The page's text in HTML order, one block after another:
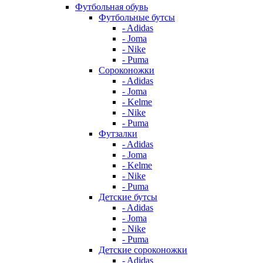
Футбольная обувь
Футбольные бутсы
- Adidas
- Joma
- Nike
- Puma
Сороконожки
- Adidas
- Joma
- Kelme
- Nike
- Puma
Футзалки
- Adidas
- Joma
- Kelme
- Nike
- Puma
Детские бутсы
- Adidas
- Joma
- Nike
- Puma
Детские сороконожки
- Adidas